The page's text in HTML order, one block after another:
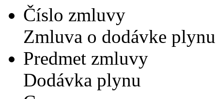
Číslo zmluvy
Zmluva o dodávke
Predmet zmluvy
Dodávka plynu